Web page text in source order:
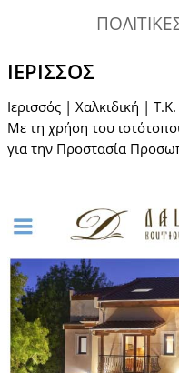
ΙΕΡΙΣΣΌΣ
Ιερισσός | Χαλκιδική |
Με τη χρήση του
για την Προστασία